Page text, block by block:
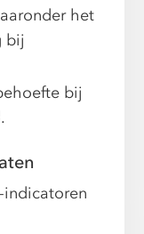
het
bij
bij
indicatoren